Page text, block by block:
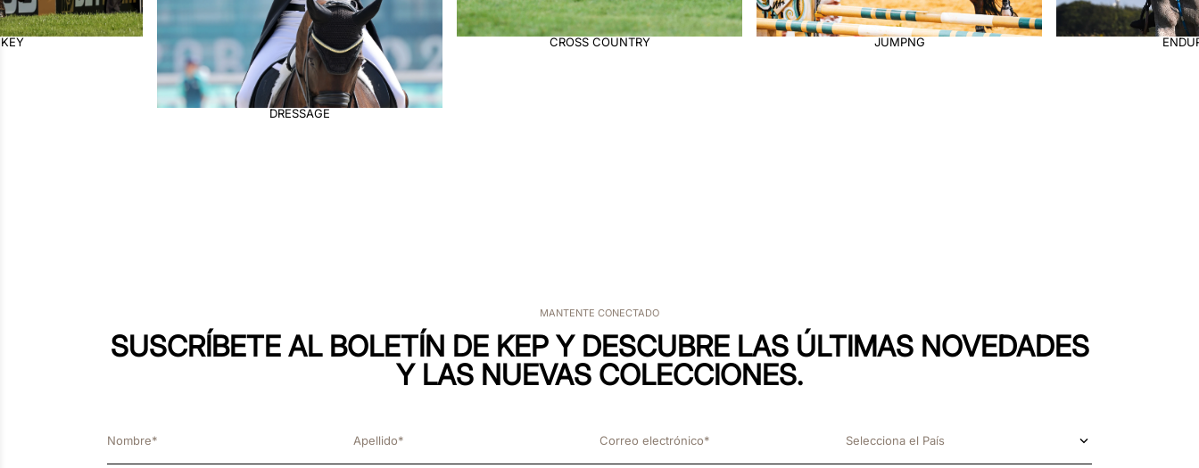
CROSS COUNTRY JUMPNG ENDURANCE
MANTENTE CONECTADO
SUSCRÍBETE AL BOLETÍN DE KEP Y DESCUBRE LAS ÚLTIMAS NOVEDADES
Y LAS NUEVAS COLECCIONES.
Selecciona el País